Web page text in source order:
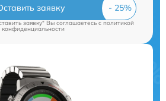
заявку
заявку" Вы соглашаетесь cполитикой
конфиденциальности